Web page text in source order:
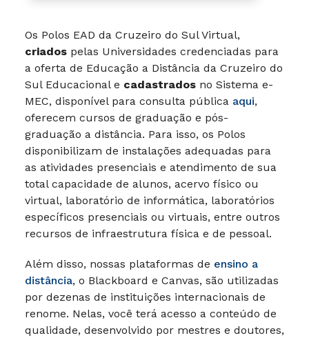
Os Polos EAD da Cruzeiro do Sul Virtual,
criados pelas Universidades credenciadas para
a oferta de Educação a Distância da Cruzeiro do
Sul Educacional e cadastrados no Sistema e-
MEC, disponível para consulta pública aqui,
oferecem cursos de graduação e pós-
graduação a distância. Para isso, os Polos
disponibilizam de instalações adequadas para
as atividades presenciais e atendimento de sua
total capacidade de alunos, acervo físico ou
virtual, laboratório de informática, laboratórios
específicos presenciais ou virtuais, entre outros
recursos de infraestrutura física e de pessoal.
Além disso, nossas plataformas de ensino a
distância, o Blackboard e Canvas, são utilizadas
por dezenas de instituições internacionais de
renome. Nelas, você terá acesso a conteúdo de
qualidade, desenvolvido por mestres e doutores,